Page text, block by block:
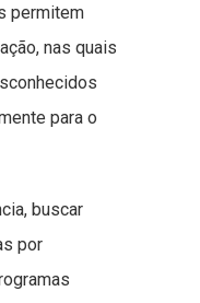
permitem
nas quais
para o
buscar
por